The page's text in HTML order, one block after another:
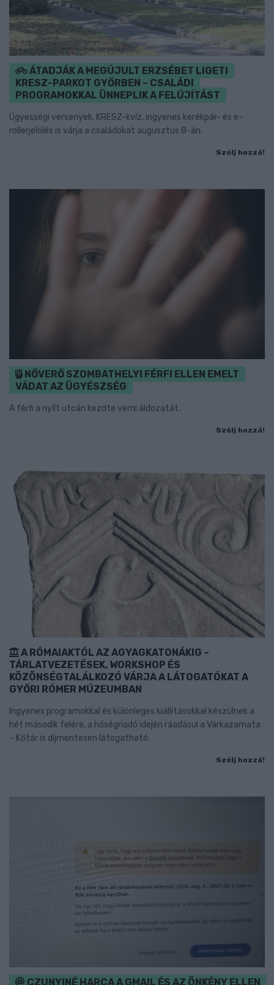
ÁTADJÁK A MEGÚJULT ERZSÉBET LIGETI
KRESZ-PARKOT GYŐRBEN – CSALÁDI
PROGRAMOKKAL ÜNNEPLIK A FELÚJÍTÁST
Ügyességi versenyek, KRESZ-kvíz, ingyenes kerékpár- és e-
rollerjelölés is várja a családokat augusztus 8-án.
Szólj hozzá!
NŐVERŐ SZOMBATHELYI FÉRFI ELLEN EMELT
VÁDAT AZ ÜGYÉSZSÉG
A férfi a nyílt utcán kezdte verni áldozatát.
Szólj hozzá!
A RÓMAIAKTÓL AZ AGYAGKATONÁKIG –
TÁRLATVEZETÉSEK, WORKSHOP ÉS
KÖZÖNSÉGTALÁLKOZÓ VÁRJA A LÁTOGATÓKAT A
GYŐRI RÓMER MÚZEUMBAN
Ingyenes programokkal és különleges kiállításokkal készülnek a
hét második felére, a hőségriadó idején ráadásul a Várkazamata
– Kőtár is díjmentesen látogatható.
Szólj hozzá!
CZUNYINÉ HARCA A GMAIL ÉS AZ ÖNKÉNY ELLEN